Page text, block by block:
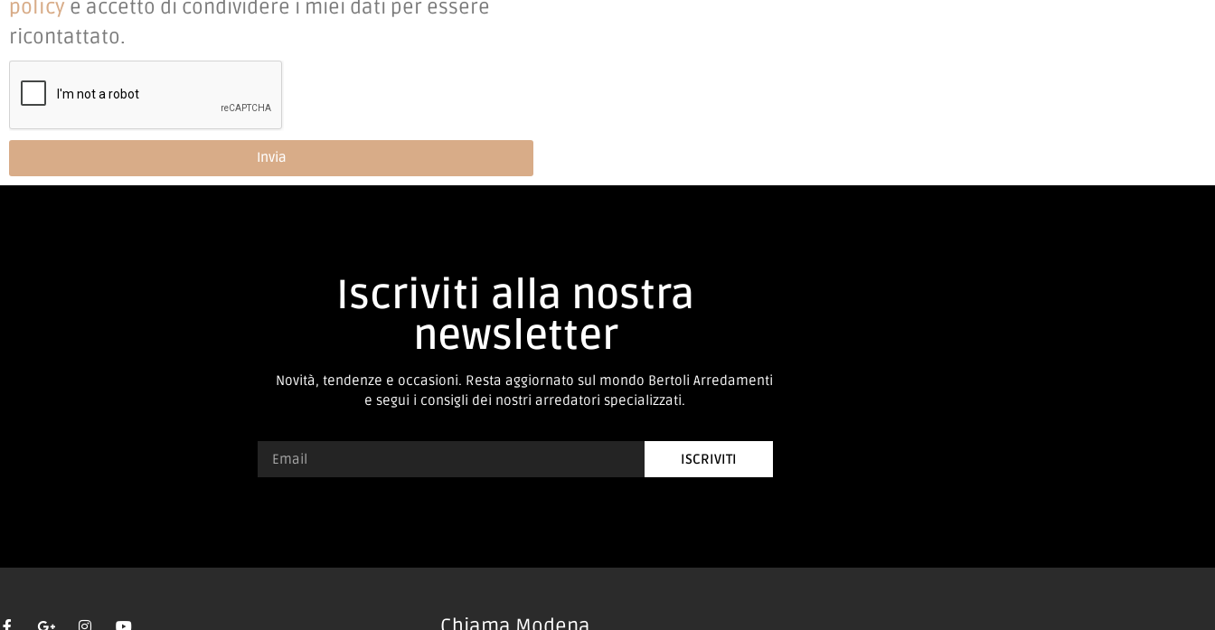
policy e accetto di condividere i miei dati per essere
ricontattato.
Invia
Iscriviti alla nostra
newsletter
Novità, tendenze e occasioni. Resta aggiornato sul mondo Bertoli Arredamenti
e segui i consigli dei nostri arredatori specializzati.
ISCRIVITI